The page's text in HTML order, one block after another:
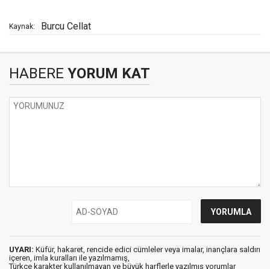
Kaynak: Burcu Cellat
HABERE YORUM KAT
UYARI: Küfür, hakaret, rencide edici cümleler veya imalar, inançlara saldırı
içeren, imla kuralları ile yazılmamış,
Türkçe karakter kullanılmayan ve büyük harflerle yazılmış yorumlar